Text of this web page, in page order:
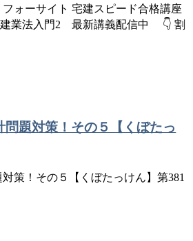
ォーサイト 宅建スピード合格講座
業法入門2 最新講義配信中 👇 割
問題対策！その５【くぼたっ
対策！その５【くぼたっけん】第381